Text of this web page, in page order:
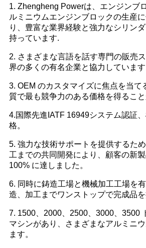
1. Zhengheng Powerは、エンジンブ
ルミニウムエンジンブロックの生産
り、豊富な業界経験と強力なシリン
持っています.
2. さまざまな言語を話す専門の販売
界の多くの有名企業と協力しています
3. OEM のカスタマイズに焦点を当て
質で最も競争力のある価格を得ること
4.国際先進IATF 16949システム認証
格。
5. 強力な技術サポートを提供するた
工までの共同開発により、顧客の新
100% に達しました。
6. 同時に鋳造工場と機械加工工場を
造、加工までワンストップで完成品を
7. 1500、2000、2500、3000、3500
マシンがあり、さまざまなアルミニ
ます。